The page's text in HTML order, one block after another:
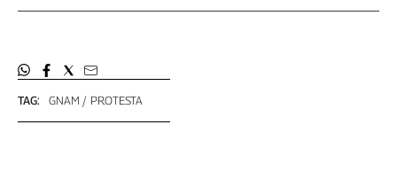
Talk
TAG: GNAM PROTESTA